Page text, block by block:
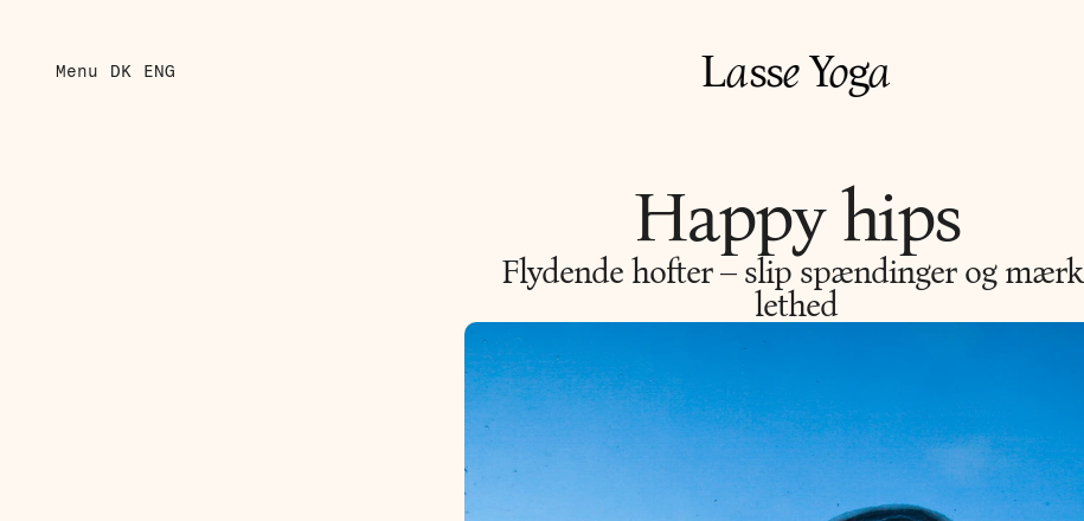
Menu DK ENG Lasse Yoga
Happy hips
Flydende hofter – slip spændinger og mærk
lethed